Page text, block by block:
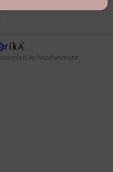
ile hazırlanmıştır.